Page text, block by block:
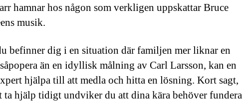
hamnar hos någon som verkligen uppskattar Bruce
musik.
befinner dig i en situation där familjen mer liknar en
än en idyllisk målning av Carl Larsson, kan en
hjälpa till att medla och hitta en lösning. Kort sagt,
ta hjälp tidigt undviker du att dina kära behöver fundera